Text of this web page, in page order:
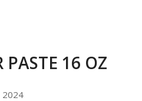
PASTE 16 OZ
2024